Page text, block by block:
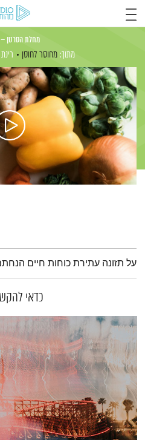
מחלת הסרטן
מתוך: מחוסר לחוסן
תמצית הפודקאסט
על תזונה עתירת כוחות חיים
כדאי